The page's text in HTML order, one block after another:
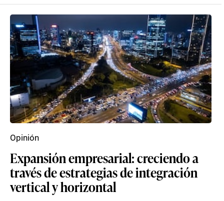
Expansión empresarial: creciendo a
través de estrategias de integración
vertical y horizontal
Opinión